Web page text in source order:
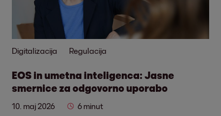
Digitalizacija Regulacija
EOS in umetna inteligenca: Jasne
smernice za odgovorno uporabo
10. maj 2026 6 minut